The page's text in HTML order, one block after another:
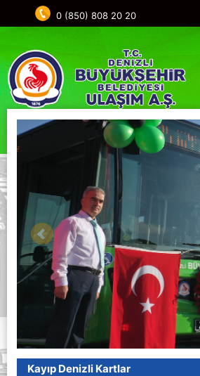
0 (850) 808 20 20
Kayıp Denizli Kartlar